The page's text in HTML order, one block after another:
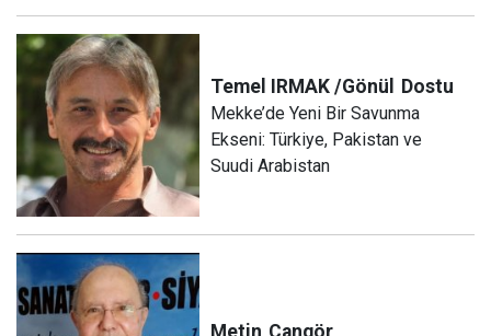
Temel IRMAK /Gönül Dostu
Mekke’de Yeni Bir Savunma
Ekseni: Türkiye, Pakistan ve
Suudi Arabistan
Metin Cangör